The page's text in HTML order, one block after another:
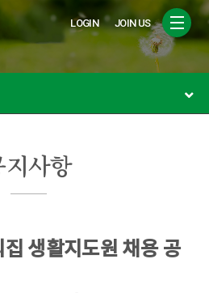
LOGIN JOIN US
사항
생활지도원 채용 공